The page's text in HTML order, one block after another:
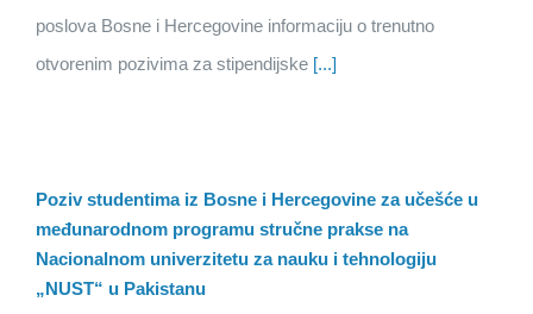
poslova Bosne i Hercegovine informaciju o trenutno
otvorenim pozivima za stipendijske [...]
Poziv studentima iz Bosne i Hercegovine za učešće u
međunarodnom programu stručne prakse na
Nacionalnom univerzitetu za nauku i tehnologiju
„NUST“ u Pakistanu